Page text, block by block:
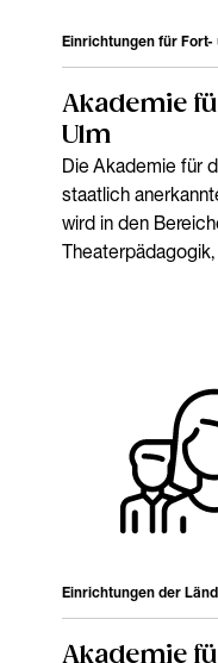
Einrichtungen für Fort-
Akademie
Ulm
Die Akademie für
staatlich
wird in den
Einrichtungen der
Akademie